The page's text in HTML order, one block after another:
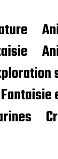
Fantaisie